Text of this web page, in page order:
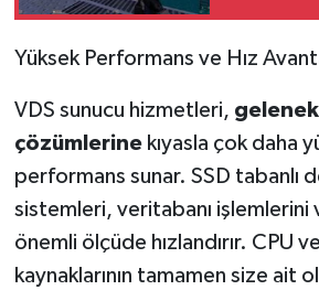
Yüksek Performans ve Hız
VDS sunucu hizmetleri,
çözümlerinekıyasla çok daha
performans sunar. SSD tabanlı
sistemleri, veritabanı işlemlerini
önemli ölçüde hızlandırır. CPU
kaynaklarının tamamen size ait